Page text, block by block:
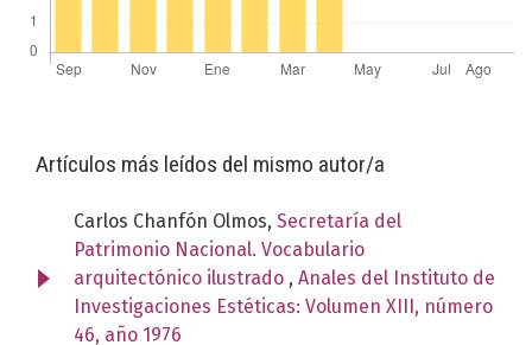
Artículos más leídos del mismo autor/a
Carlos Chanfón Olmos, Secretaría del
Patrimonio Nacional. Vocabulario
arquitectónico ilustrado , Anales del Instituto de
Investigaciones Estéticas: Volumen XIII, número
46, año 1976